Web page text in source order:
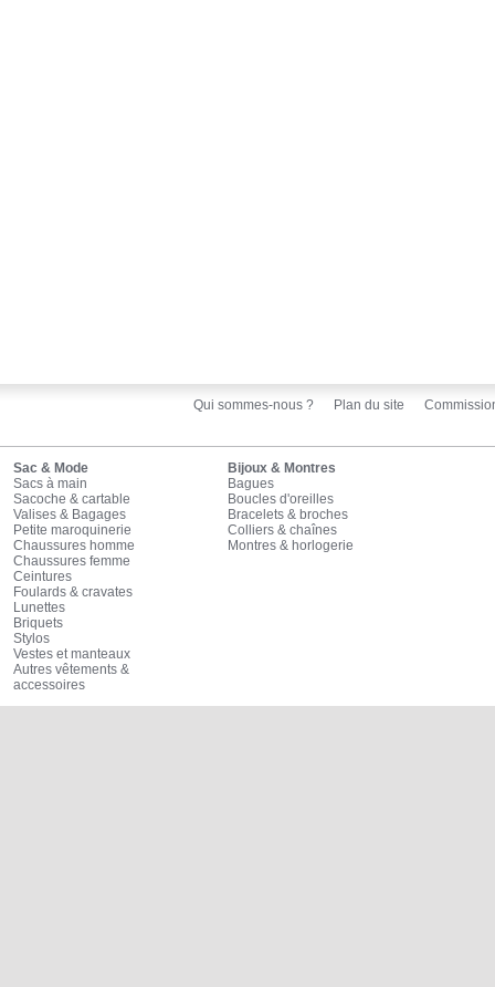
Qui sommes-nous ? Plan du site
Sac & Mode
Sacs à main
Sacoche & cartable
Valises & Bagages
Petite maroquinerie
Chaussures homme
Chaussures femme
Ceintures
Foulards & cravates
Lunettes
Briquets
Stylos
Vestes et manteaux
Autres vêtements &
accessoires
Bijoux & Montres
Bagues
Boucles d'oreilles
Bracelets & broches
Colliers & chaînes
Montres & horlogerie